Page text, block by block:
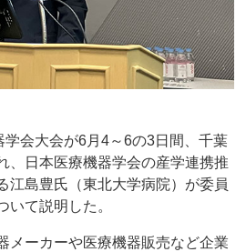
会大会が6月4～6の3日間、千葉
、日本医療機器学会の産学連携推
江島豊氏（東北大学病院）が委員
いて説明した。
ーカーや医療機器販売など企業